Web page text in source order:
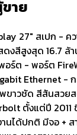
าย
27" สเปก - ค
งสีสูงสุด 16.7 ล้
อร์ต - พอร์ต
Ethernet - ก
ขาวชัด สีสันสวยส
ตั้งแต่ปี 2011
นได้ปกติ มีจอ +